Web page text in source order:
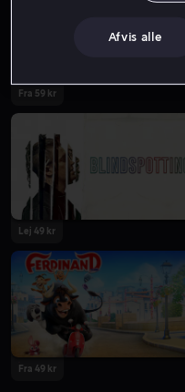
Fra 59 kr
Lej 49 kr
Fra 49 kr
Afvis alle